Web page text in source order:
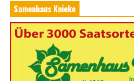
Samenhaus Knieke